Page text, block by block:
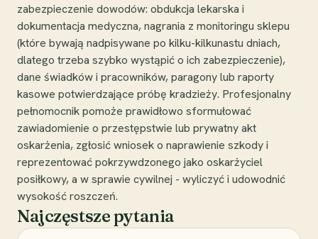
zabezpieczenie dowodów: obdukcja lekarska i
dokumentacja medyczna, nagrania z monitoringu sklepu
(które bywają nadpisywane po kilku-kilkunastu dniach,
dlatego trzeba szybko wystąpić o ich zabezpieczenie),
dane świadków i pracowników, paragony lub raporty
kasowe potwierdzające próbę kradzieży. Profesjonalny
pełnomocnik pomoże prawidłowo sformułować
zawiadomienie o przestępstwie lub prywatny akt
oskarżenia, zgłosić wniosek o naprawienie szkody i
reprezentować pokrzywdzonego jako oskarżyciel
posiłkowy, a w sprawie cywilnej - wyliczyć i udowodnić
wysokość roszczeń.
Najczęstsze pytania